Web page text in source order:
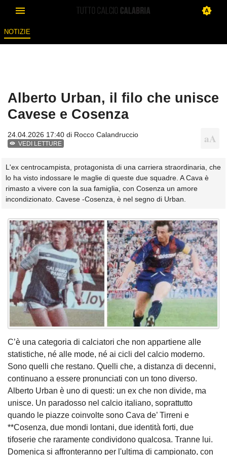
NOTIZIE
Alberto Urban, il filo che unisce
Cavese e Cosenza
24.04.2026 17:40 di Rocco Calandruccio
VEDI LETTURE
L'ex centrocampista, protagonista di una carriera straordinaria, che
lo ha visto indossare le maglie di queste due squadre. A Cava è
rimasto a vivere con la sua famiglia, con Cosenza un amore
incondizionato. Cavese -Cosenza, è nel segno di Urban.
C’è una categoria di calciatori che non appartiene alle
statistiche, né alle mode, né ai cicli del calcio moderno.
Sono quelli che restano. Quelli che, a distanza di decenni,
continuano a essere pronunciati con un tono diverso.
Alberto Urban è uno di questi: un ex che non divide, ma
unisce. Un paradosso nel calcio italiano, soprattutto
quando le piazze coinvolte sono Cava de’ Tirreni e
**Cosenza, due mondi lontani, due identità forti, due
tifoserie che raramente condividono qualcosa. Tranne lui.
Domenica si affronteranno per l'ultima di campionato, con